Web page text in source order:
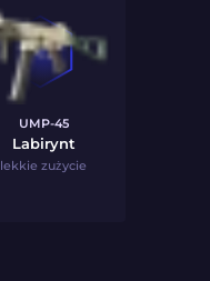
UMP-45
Labirynt
lekkie zużycie